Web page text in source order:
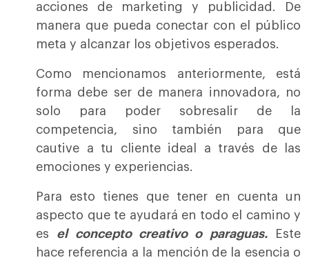
acciones de marketing y publicidad. De
manera que pueda conectar con el público
meta y alcanzar los objetivos esperados.
Como mencionamos anteriormente, está
forma debe ser de manera innovadora, no
solo para poder sobresalir de la
competencia, sino también para que
cautive a tu cliente ideal a través de las
emociones y experiencias.
Para esto tienes que tener en cuenta un
aspecto que te ayudará en todo el camino y
es el concepto creativo o paraguas.Este
hace referencia a la mención de la esencia o